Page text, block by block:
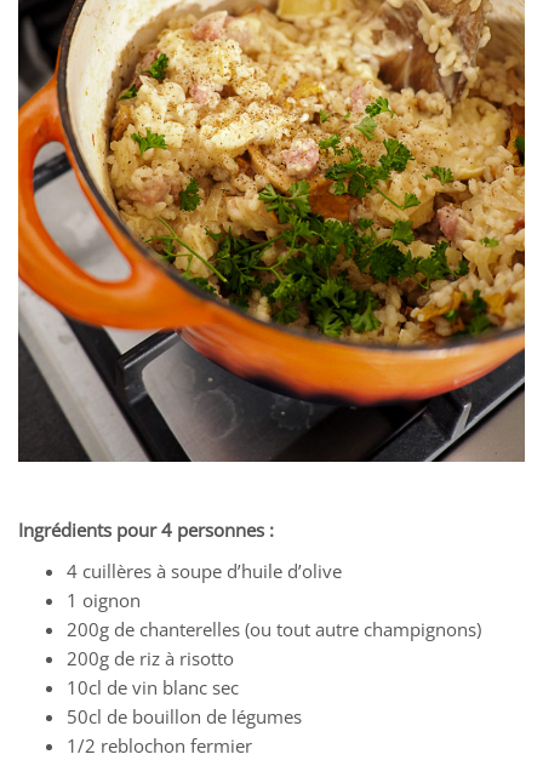
Ingrédients pour 4 personnes :
4 cuillères à soupe d’huile d’olive
1 oignon
200g de chanterelles (ou tout autre champignons)
200g de riz à risotto
10cl de vin blanc sec
50cl de bouillon de légumes
1/2 reblochon fermier